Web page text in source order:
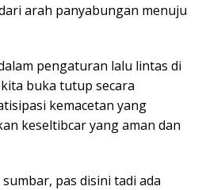
arah panyabungan menuju
pengaturan lalu lintas di
buka tutup secara
kemacetan yang
keseltibcar yang aman dan
pas disini tadi ada